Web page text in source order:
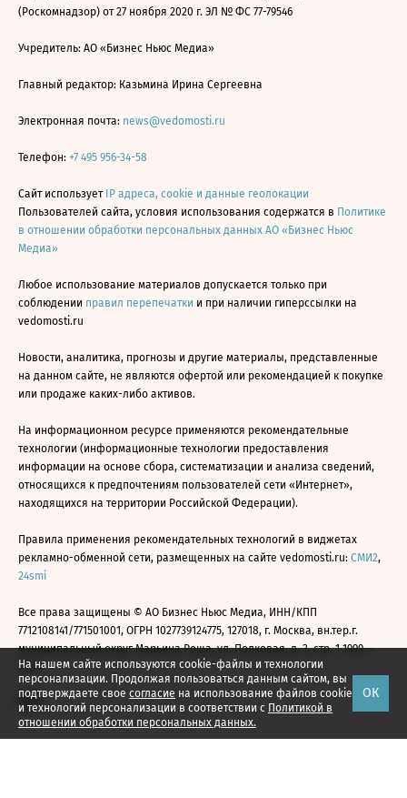
На нашем сайте используются cookie-файлы и технологии
персонализации. Продолжая пользоваться данным сайтом, вы
подтверждаете свое согласие на использование файлов cookie
и технологий персонализации в соответствии с Политикой в
отношении обработки персональных данных.
ОК
(Роскомнадзор) от 27 ноября 2020 г. ЭЛ № ФС 77-79546
Учредитель: АО «Бизнес Ньюс Медиа»
Главный редактор: Казьмина Ирина Сергеевна
Электронная почта: news@vedomosti.ru
Телефон: +7 495 956-34-58
Сайт использует IP адреса, cookie и данные геолокации
Пользователей сайта, условия использования содержатся в Политике
в отношении обработки персональных данных АО «Бизнес Ньюс
Медиа»
Любое использование материалов допускается только при
соблюдении правил перепечатки и при наличии гиперссылки на
vedomosti.ru
Новости, аналитика, прогнозы и другие материалы, представленные
на данном сайте, не являются офертой или рекомендацией к покупке
или продаже каких-либо активов.
На информационном ресурсе применяются рекомендательные
технологии (информационные технологии предоставления
информации на основе сбора, систематизации и анализа сведений,
относящихся к предпочтениям пользователей сети «Интернет»,
находящихся на территории Российской Федерации).
Правила применения рекомендательных технологий в виджетах
рекламно-обменной сети, размещенных на сайте vedomosti.ru: СМИ2,
24smi
Все права защищены © АО Бизнес Ньюс Медиа, ИНН/КПП
7712108141/771501001, ОГРН 1027739124775, 127018, г. Москва, вн.тер.г.
муниципальный округ Марьина Роща, ул. Полковая, д. 3, стр. 1 1999—
2026